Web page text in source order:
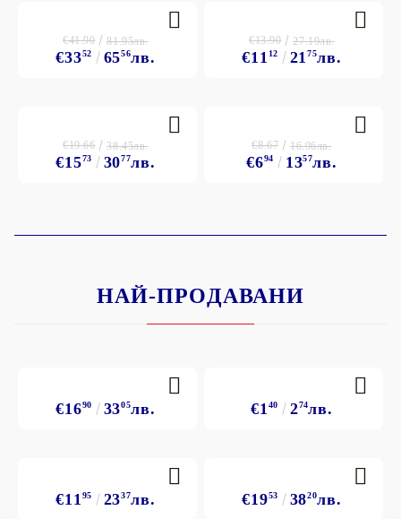
€3352 6556лв.
€41.90 81.95лв.
€11 12 2175лв.
€13.90 27.19лв.
€1573 3077лв.
€19.66 38.45лв.
€694 1357лв.
€8.67 16.96лв.
НАЙ-ПРОДАВАНИ
€1690 3305лв. €1 40 274лв.
€11 95 2337лв. €1953 3820лв.